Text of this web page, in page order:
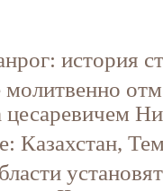
история
цесаревичем
Казахстан,